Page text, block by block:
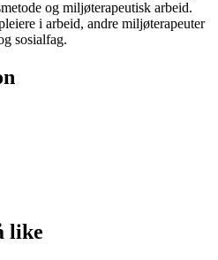
og miljøterapeutisk arbeid.
i arbeid, andre miljøterapeuter
sosialfag.
like